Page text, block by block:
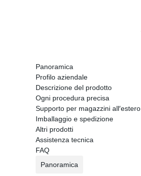
Panoramica
Profilo aziendale
Descrizione del prodotto
Ogni procedura precisa
Supporto per magazzini all′estero
Imballaggio e spedizione
Altri prodotti
Assistenza tecnica
FAQ
Panoramica